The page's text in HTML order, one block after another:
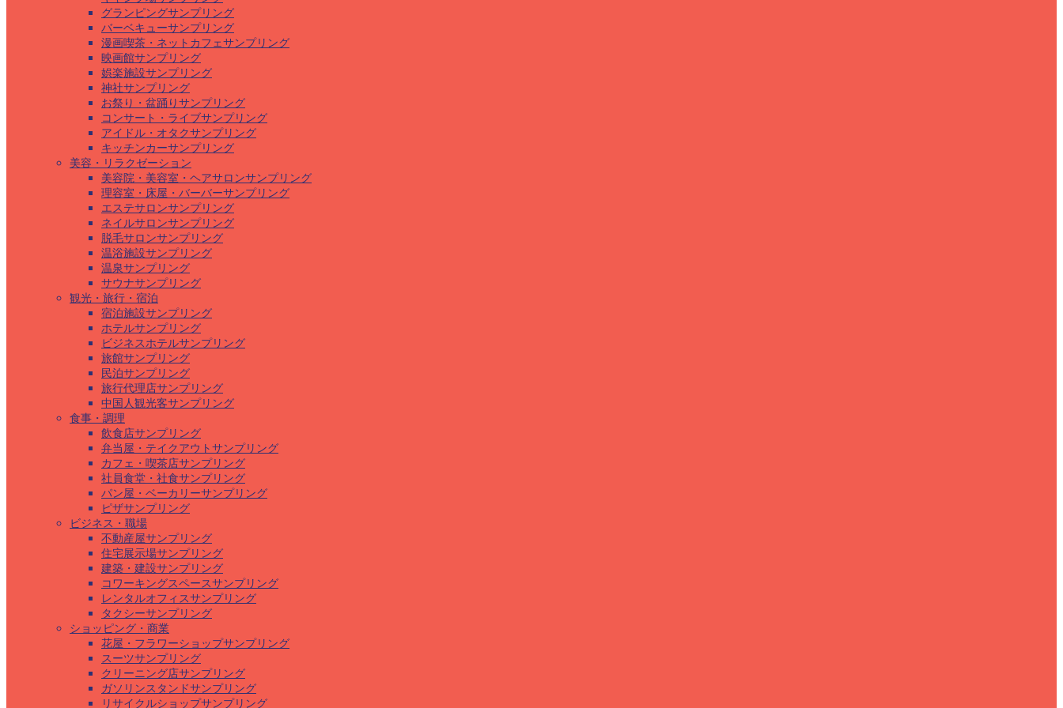
グランピングサンプリング
バーベキューサンプリング
漫画喫茶・ネットカフェサンプリング
映画館サンプリング
娯楽施設サンプリング
神社サンプリング
お祭り・盆踊りサンプリング
コンサート・ライブサンプリング
アイドル・オタクサンプリング
キッチンカーサンプリング
美容・リラクゼーション
美容院・美容室・ヘアサロンサンプリング
理容室・床屋・バーバーサンプリング
エステサロンサンプリング
ネイルサロンサンプリング
脱毛サロンサンプリング
温浴施設サンプリング
温泉サンプリング
サウナサンプリング
観光・旅行・宿泊
宿泊施設サンプリング
ホテルサンプリング
ビジネスホテルサンプリング
旅館サンプリング
民泊サンプリング
旅行代理店サンプリング
中国人観光客サンプリング
食事・調理
飲食店サンプリング
弁当屋・テイクアウトサンプリング
カフェ・喫茶店サンプリング
社員食堂・社食サンプリング
パン屋・ベーカリーサンプリング
ピザサンプリング
ビジネス・職場
不動産屋サンプリング
住宅展示場サンプリング
建築・建設サンプリング
コワーキングスペースサンプリング
レンタルオフィスサンプリング
タクシーサンプリング
ショッピング・商業
花屋・フラワーショップサンプリング
スーツサンプリング
クリーニング店サンプリング
ガソリンスタンドサンプリング
リサイクルショップサンプリング